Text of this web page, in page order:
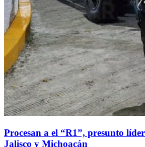
Procesan a el “R1”, presunto
Jalisco y Michoacán